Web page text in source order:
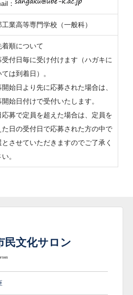
：
工業高等専門学校（一般科）
順について
受付日毎に受け付けます（ハガキに
は到着日）。
開始日より先に応募された場合は、
開始日付けで受付いたします。
応募で定員を超えた場合は、定員を
た日の受付日で応募された方の中で
とさせていただきますのでご了承く
。
民文化サロン